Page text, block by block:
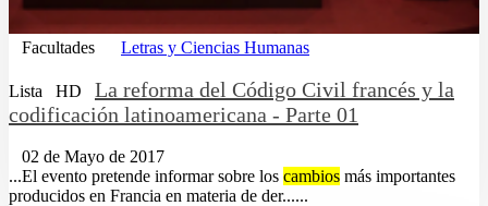
Facultades Letras y Ciencias Humanas
Lista HD
La reforma del Código Civil francés y la
codificación latinoamericana - Parte 01
02 de Mayo de 2017
...El evento pretende informar sobre los cambios más importantes
producidos en Francia en materia de der......